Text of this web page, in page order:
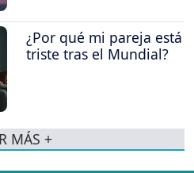
¿Por qué mi pareja está
triste tras el Mundial?
MÁS +